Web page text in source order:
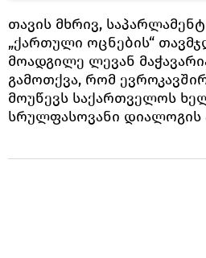
თავის მხრივ,
„ქართული ოცნების“
მოადგილე ლევან
გამოთქვა, რომ
მოუწევს საქართველოს
სრულფასოვანი დიალოგის